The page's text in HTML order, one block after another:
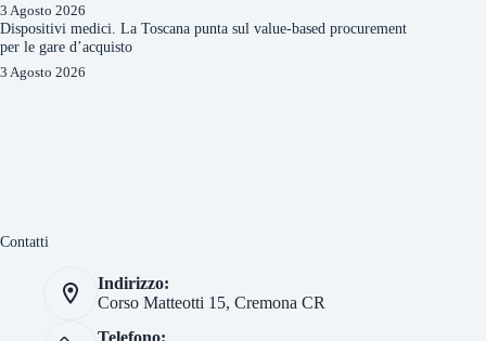
3 Agosto 2026
Dispositivi medici. La Toscana punta sul value-based procurement
per le gare d’acquisto
3 Agosto 2026
Contatti
Indirizzo:
Corso Matteotti 15, Cremona CR
Telefono: